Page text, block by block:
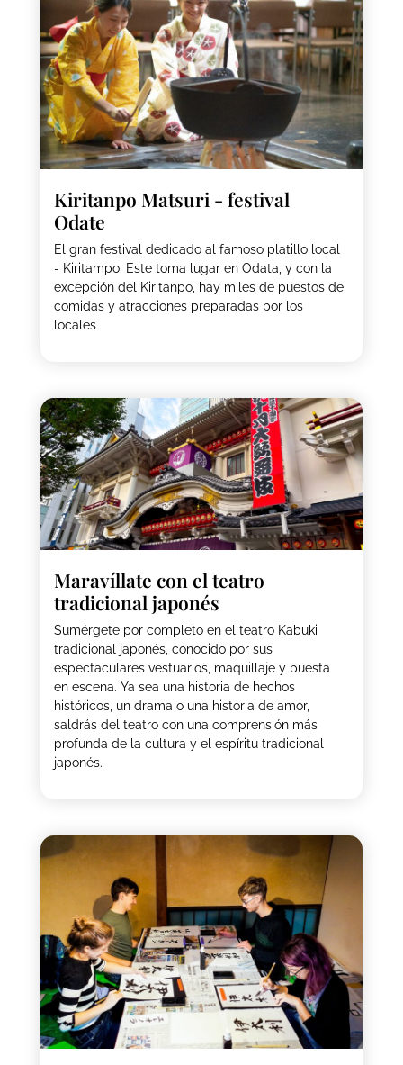
Kiritanpo Matsuri - festival
Odate
El gran festival dedicado al famoso platillo local
- Kiritampo. Este toma lugar en Odata, y con la
excepción del Kiritanpo, hay miles de puestos de
comidas y atracciones preparadas por los
locales
Maravíllate con el teatro
tradicional japonés
Sumérgete por completo en el teatro Kabuki
tradicional japonés, conocido por sus
espectaculares vestuarios, maquillaje y puesta
en escena. Ya sea una historia de hechos
históricos, un drama o una historia de amor,
saldrás del teatro con una comprensión más
profunda de la cultura y el espíritu tradicional
japonés.